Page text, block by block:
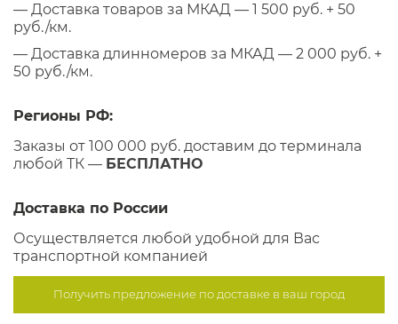
— Доставка товаров за МКАД — 1 500 руб. + 50
руб./км.
— Доставка длинномеров за МКАД — 2 000 руб. +
50 руб./км.
Регионы РФ:
Заказы от 100 000 руб. доставим до терминала
любой ТК — БЕСПЛАТНО
Доставка по России
Осуществляется любой удобной для Вас
транспортной компанией
Получить предложение подоставке в ваш город